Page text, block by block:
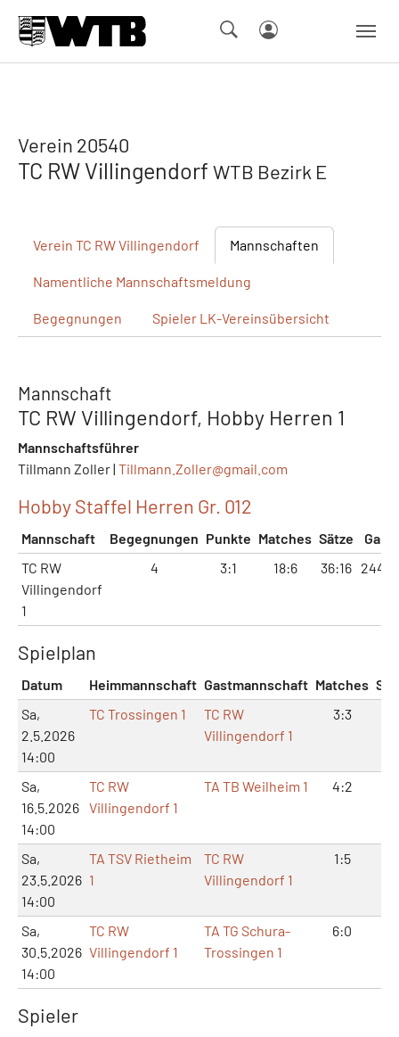
Verein 20540
TC RW Villingendorf WTB Bezirk E
Verein TC RW Villingendorf Mannschaften
Namentliche Mannschaftsmeldung
Begegnungen Spieler LK-Vereinsübersicht
Mannschaft
TC RW Villingendorf, Hobby Herren 1
Mannschaftsführer
Tillmann Zoller | Tillmann.Zoller@gmail.com
Hobby Staffel Herren Gr. 012
Mannschaft Begegnungen Punkte Matches Sätze
TC RW
Villingendorf
1
4 3:1 18:6 36:16
Spielplan
Datum Heimmannschaft Gastmannschaft Matches
Sa,
2.5.2026
14:00
TC Trossingen 1
TC RW
Villingendorf 1
3:3
Sa,
16.5.2026
14:00
TC RW
Villingendorf 1
TA TB Weilheim 1 4:2
Sa,
23.5.2026
14:00
TA TSV Rietheim
1
TC RW
Villingendorf 1
1:5
Sa,
30.5.2026
14:00
TC RW
Villingendorf 1
TA TG Schura-
Trossingen 1
6:0
Spieler